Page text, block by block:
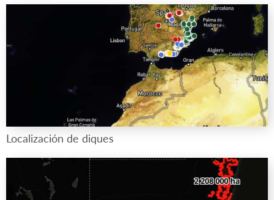
Localización de diques